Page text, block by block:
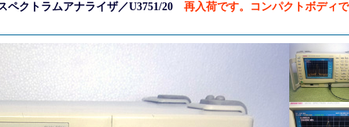
クトラムアナライザ／U3751/20 再入荷です。コンパクトボディ